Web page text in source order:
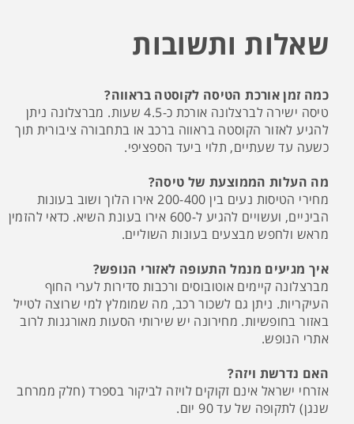
שאלות ותשובות
כמה זמן אורכת הטיסה לקוסטה בראווה?
טיסה ישירה לברצלונה אורכת כ-4.5 שעות. מברצלונה ניתן
להגיע לאזור הקוסטה בראווה ברכב או בתחבורה ציבורית תוך
כשעה עד שעתיים, תלוי ביעד הספציפי.
מה העלות הממוצעת של טיסה?
מחירי הטיסות נעים בין 200-400 אירו הלוך ושוב בעונות
הביניים, ועשויים להגיע ל-600 אירו בעונת השיא. כדאי להזמין
מראש ולחפש מבצעים בעונות השוליים.
איך מגיעים מנמל התעופה לאזורי הנופש?
מברצלונה קיימים אוטובוסים ורכבות סדירות לערי החוף
העיקריות. ניתן גם לשכור רכב, מה שמומלץ למי שרוצה לטייל
באזור בחופשיות. מחירונה יש שירותי הסעות מאורגנות לרוב
אתרי הנופש.
האם נדרשת ויזה?
אזרחי ישראל אינם זקוקים לויזה לביקור בספרד (חלק ממרחב
שנגן) לתקופה של עד 90 יום.